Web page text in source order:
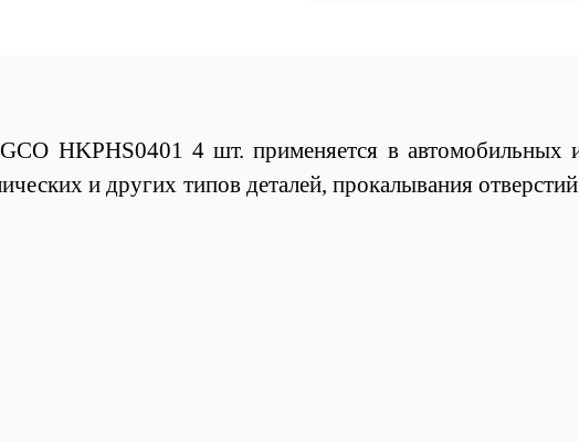
HKPHS0401 4 шт. применяется в автомобильных
и других типов деталей, прокалывания